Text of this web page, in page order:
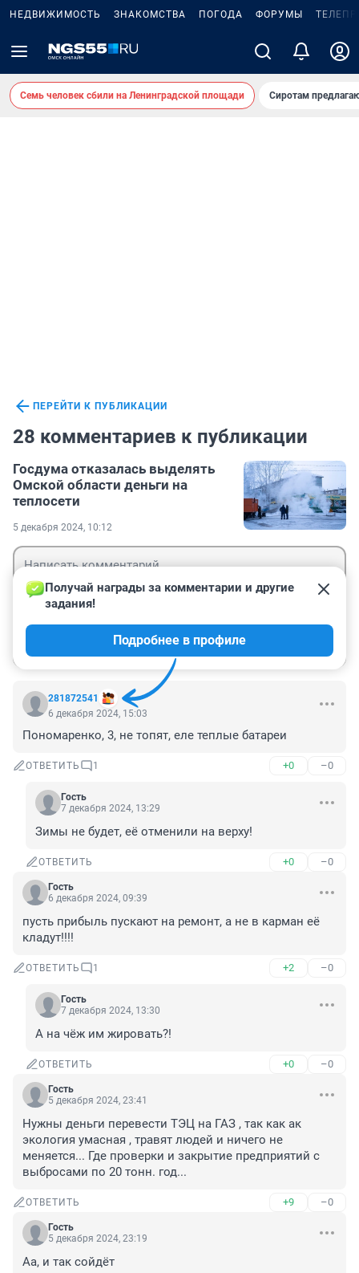
НЕДВИЖИМОСТЬ ЗНАКОМСТВА ПОГОДА ФОРУМЫ
Семь человек сбили на Ленинградской площади Сиротам
ПЕРЕЙТИ К ПУБЛИКАЦИИ
28 комментариев к публикации
Госдума отказалась выделять
Омской области деньги на
теплосети
5 декабря 2024, 10:12
281872541
Получай награды за комментарии и другие
задания!
Подробнее в профиле
6 декабря 2024, 15:03
Пономаренко, 3, не топят, еле теплые батареи
ОТВЕТИТЬ 1 +0 –0
Гость
7 декабря 2024, 13:29
Зимы не будет, её отменили на верху!
ОТВЕТИТЬ +0 –0
Гость
6 декабря 2024, 09:39
пусть прибыль пускают на ремонт, а не в карман её
кладут!!!!
ОТВЕТИТЬ 1 +2 –0
Гость
7 декабря 2024, 13:30
А на чёж им жировать?!
ОТВЕТИТЬ +0 –0
Гость
5 декабря 2024, 23:41
Нужны деньги перевести ТЭЦ на ГАЗ , так как ак
экология умасная , травят людей и ничего не
меняется... Где проверки и закрытие предприятий с
выбросами по 20 тонн. год...
ОТВЕТИТЬ +9 –0
Гость
5 декабря 2024, 23:19
Аа, и так сойдёт